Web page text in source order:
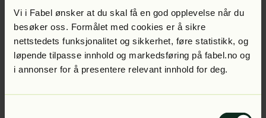
Vi i Fabel ønsker at du skal få en god opplevelse når du
besøker oss. Formålet med cookies er å sikre
nettstedets funksjonalitet og sikkerhet, føre statistikk, og
løpende tilpasse innhold og markedsføring på fabel.no og
i annonser for å presentere relevant innhold for deg.